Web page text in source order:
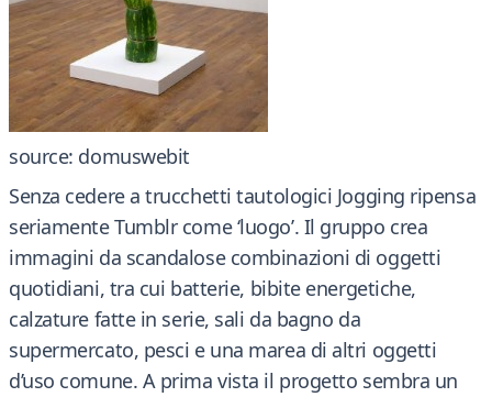
source: domuswebit
Senza cedere a trucchetti tautologici Jogging ripensa
seriamente Tumblr come ‘luogo’. Il gruppo crea
immagini da scandalose combinazioni di oggetti
quotidiani, tra cui batterie, bibite energetiche,
calzature fatte in serie, sali da bagno da
supermercato, pesci e una marea di altri oggetti
d’uso comune. A prima vista il progetto sembra un